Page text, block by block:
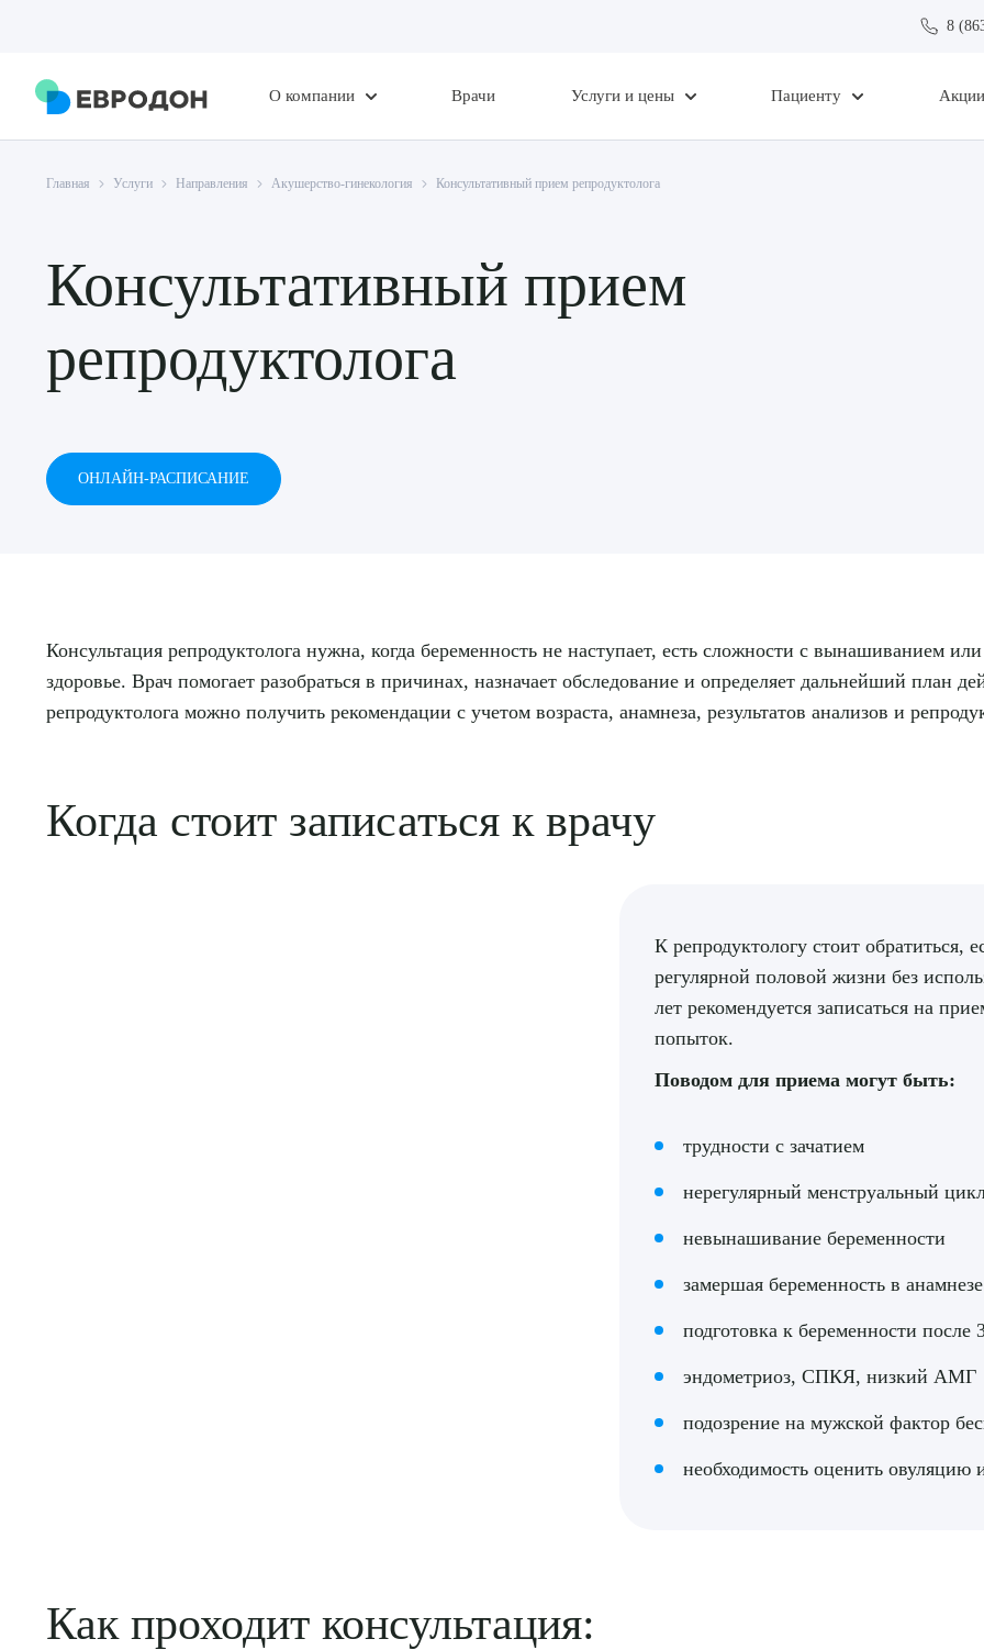
8
О компании Врачи Услуги и цены Пациенту Акции
Главная Услуги Направления Акушерство-гинекология Консультативный прием репродуктолога
Консультативный прием
репродуктолога
ОНЛАЙН-РАСПИСАНИЕ
Консультация репродуктолога нужна, когда беременность не наступает, есть сложности с вынашиванием
здоровье. Врач помогает разобраться в причинах, назначает обследование и определяет дальнейший план
репродуктолога можно получить рекомендации с учетом возраста, анамнеза, результатов анализов и
Когда стоит записаться к врачу
К репродуктологу стоит обратиться,
регулярной половой жизни без
лет рекомендуется записаться на
попыток.
Поводом для приема могут быть:
трудности с зачатием
нерегулярный менструальный
невынашивание беременности
замершая беременность в анамнезе
подготовка к беременности после
эндометриоз, СПКЯ, низкий АМГ
подозрение на мужской фактор
необходимость оценить овуляцию
Как проходит консультация: